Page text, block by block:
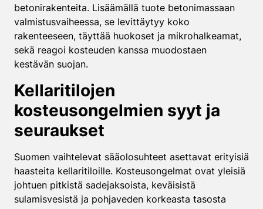
betonirakenteita. Lisäämällä tuote betonimassaan
valmistusvaiheessa, se levittäytyy koko
rakenteeseen, täyttää huokoset ja mikrohalkeamat,
sekä reagoi kosteuden kanssa muodostaen
kestävän suojan.
Kellaritilojen
kosteusongelmien syyt ja
seuraukset
Suomen vaihtelevat sääolosuhteet asettavat erityisiä
haasteita kellaritiloille. Kosteusongelmat ovat yleisiä
johtuen pitkistä sadejaksoista, keväisistä
sulamisvesistä ja pohjaveden korkeasta tasosta